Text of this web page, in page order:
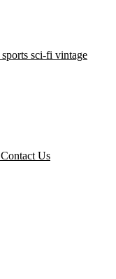
sports sci-fi vintage
Contact Us